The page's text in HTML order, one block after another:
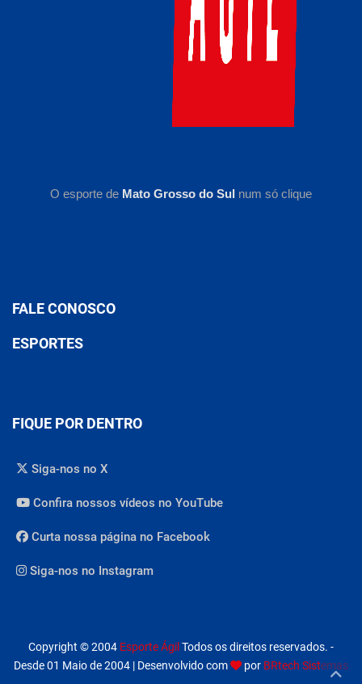
O esporte de Mato Grosso do Sul num só clique
FALE CONOSCO
ESPORTES
FIQUE POR DENTRO
Siga-nos no X
Confira nossos vídeos no YouTube
Curta nossa página no Facebook
Siga-nos no Instagram
Copyright © 2004 Esporte Ágil Todos os direitos reservados. -
Desde 01 Maio de 2004 | Desenvolvido com
por BRtech Sistemas